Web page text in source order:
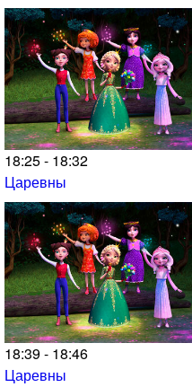
18:25 - 18:32
Царевны
18:39 - 18:46
Царевны